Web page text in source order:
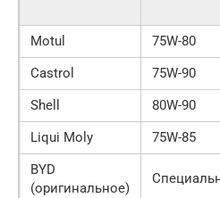
Motul
75W-80
Castrol
75W-90
Shell
80W-90
Liqui Moly
75W-85
BYD
(оригинальное)